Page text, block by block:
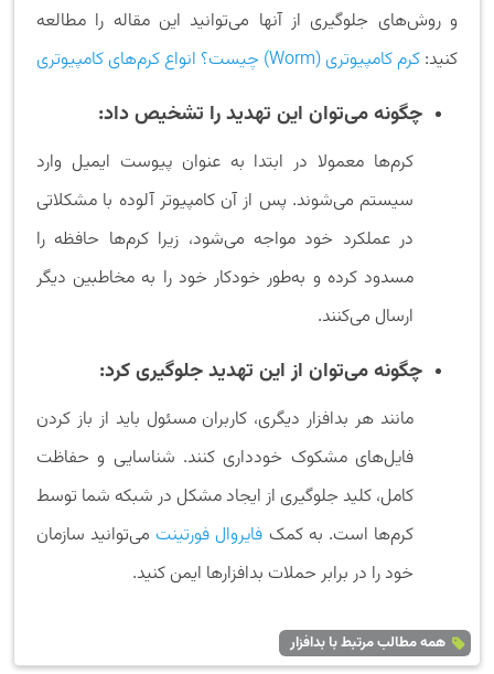
و روش‌های جلوگیری از آنها می‌توانید این مقاله را مطالعه
کنید: کرم کامپیوتری (Worm) چیست؟ انواع کرم‌های کامپیوتری
چگونه می‌توان این تهدید را تشخیص داد:
کرم‌ها معمولا در ابتدا به عنوان پیوست ایمیل وارد
سیستم می‌شوند. پس از آن کامپیوتر آلوده با مشکلاتی
در عملکرد خود مواجه می‌شود، زیرا کرم‌ها حافظه را
مسدود کرده و به‌طور خودکار خود را به مخاطبین دیگر
ارسال می‌کنند.
چگونه می‌توان از این تهدید جلوگیری کرد:
مانند هر بدافزار دیگری، کاربران مسئول باید از باز کردن
فایل‌های مشکوک خودداری کنند. شناسایی و حفاظت
کامل، کلید جلوگیری از ایجاد مشکل در شبکه شما توسط
کرم‌ها است. به کمک فایروال فورتینتمی‌توانید سازمان
خود را در برابر حملات بدافزارها ایمن کنید.
همه مطالب مرتبط با بدافزار